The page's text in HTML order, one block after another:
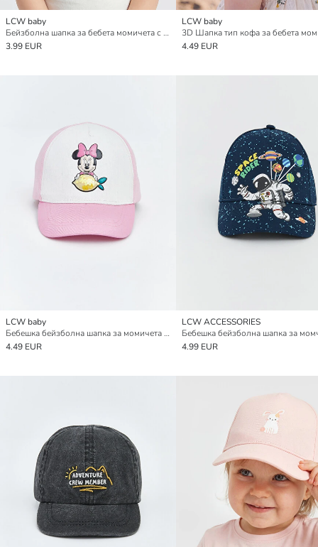
LCW baby
Бейзболна шапка за бебета момичета с фигура на заек
3.99 EUR
LCW baby
3D Шапка тип кофа за бебета
4.49 EUR
LCW baby
Бебешка бейзболна шапка за момичета с бродерия Minnie Mouse
4.49 EUR
LCW ACCESSORIES
4.99 EUR